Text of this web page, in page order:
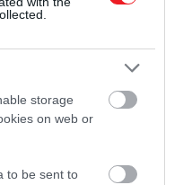
storage
on web or
to be sent to
végzett